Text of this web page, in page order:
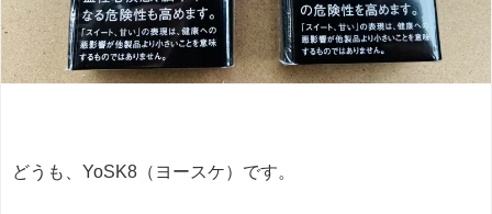
どうも、YoSK8（ヨースケ）です。